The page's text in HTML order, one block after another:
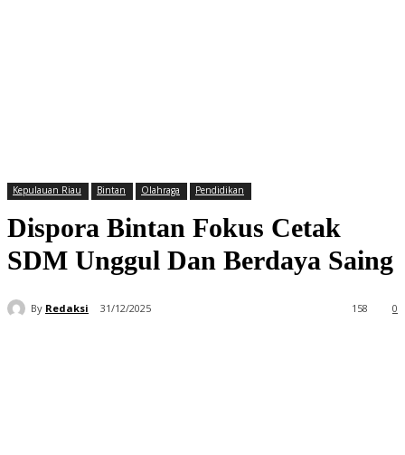
Kepulauan Riau Bintan Olahraga Pendidikan
Dispora Bintan Fokus Cetak
SDM Unggul Dan Berdaya Saing
By Redaksi 31/12/2025 0
158